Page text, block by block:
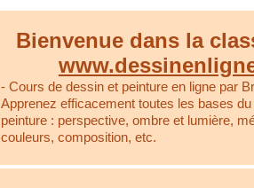
Bienvenue dans la
- Cours de dessin et peinture en ligne par
Apprenez efficacement toutes les bases
peinture : perspective, ombre et lumière,
couleurs, composition, etc.